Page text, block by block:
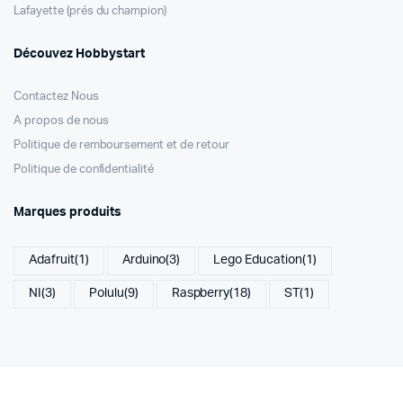
Lafayette (prés du champion)
Découvez Hobbystart
Contactez Nous
A propos de nous
Politique de remboursement et de retour
Politique de confidentialité
Marques produits
Adafruit(1) Arduino(3) Lego Education(1)
NI (3) Polulu(9) Raspberry(18) ST(1)